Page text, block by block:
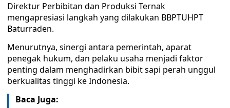
Direktur Perbibitan dan Produksi Ternak
mengapresiasi langkah yang dilakukan BBPTUHPT
Baturraden.
Menurutnya, sinergi antara pemerintah, aparat
penegak hukum, dan pelaku usaha menjadi faktor
penting dalam menghadirkan bibit sapi perah unggul
berkualitas tinggi ke Indonesia.
Baca Juga: